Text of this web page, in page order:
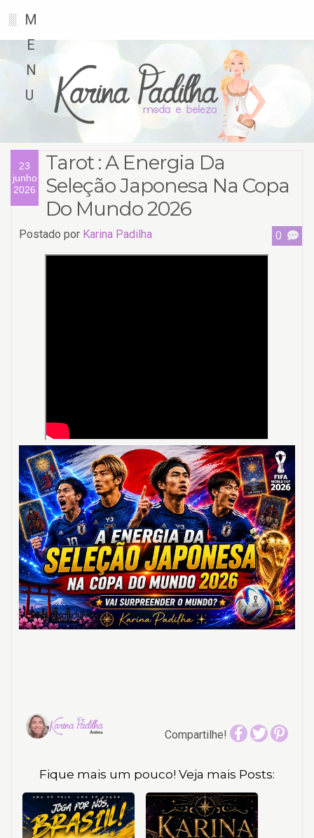
░
M
E
N
U
23
junho
2026
Tarot : A Energia Da
Seleção Japonesa Na Copa
Do Mundo 2026
Postado por Karina Padilha 0
Compartilhe!
Fique mais um pouco! Veja mais Posts: